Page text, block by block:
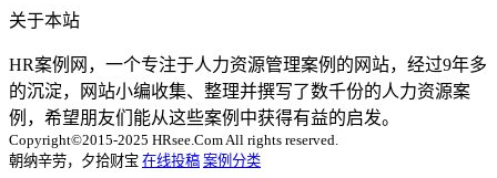
关于本站
HR案例网，一个专注于人力资源管理案例的网站，经过9年多
的沉淀，网站小编收集、整理并撰写了数千份的人力资源案
例，希望朋友们能从这些案例中获得有益的启发。
Copyright©2015-2025 HRsee.Com All rights reserved.
朝纳辛劳，夕拾财宝 在线投稿 案例分类